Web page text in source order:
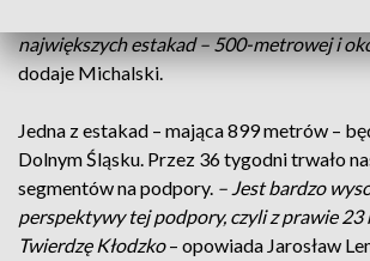
największych estakad – 500-metrowej i
dodaje Michalski.
Jedna z estakad – mająca 899 metrów –
Dolnym Śląsku. Przez 36 tygodni trwało
segmentów na podpory. – Jest bardzo
perspektywy tej podpory, czyli z prawie 23
Twierdzę Kłodzko– opowiada Jarosław